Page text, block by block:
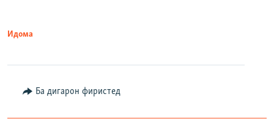
Идома
Ба дигарон фиристед